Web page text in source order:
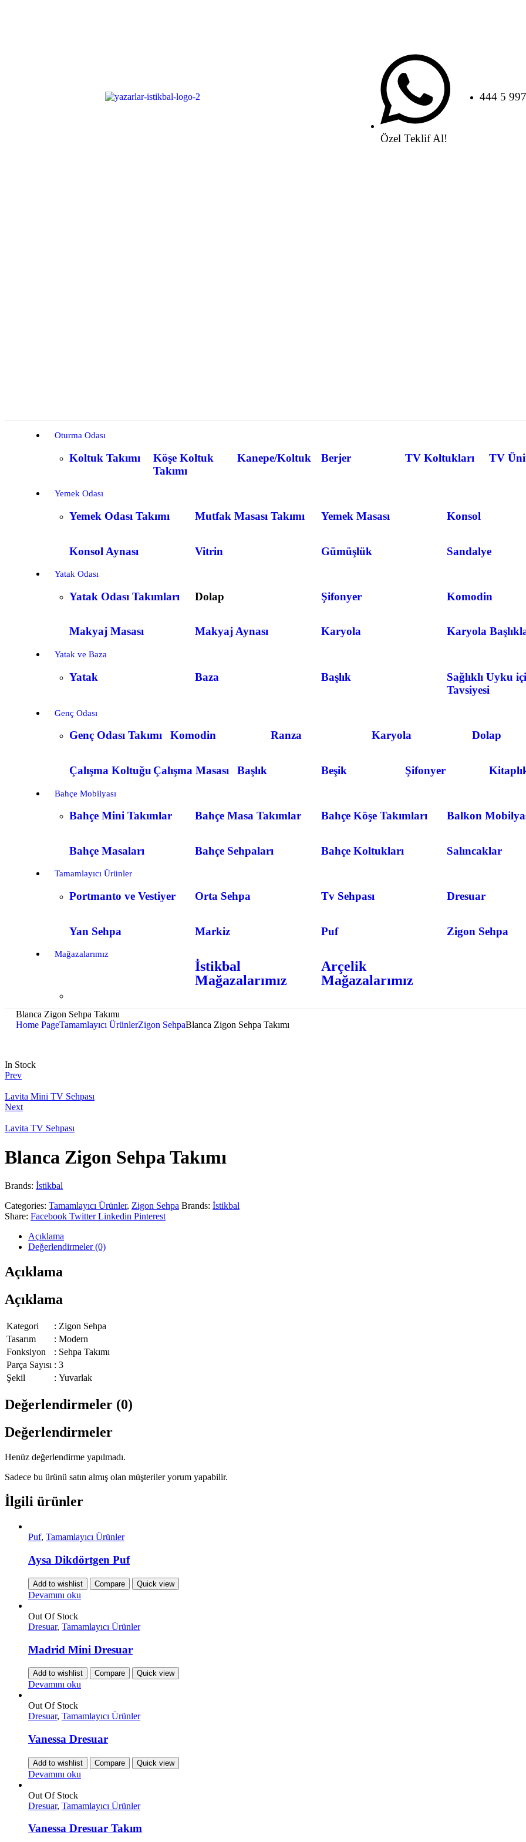
Özel Teklif Al!
444 5
Oturma Odası
Koltuk Takımı
Köşe Koltuk
Takımı
Kanepe/Koltuk Berjer TV Koltukları TV
Yemek Odası
Yemek Odası Takımı Mutfak Masası Takımı Yemek Masası Konsol
Konsol Aynası Vitrin Gümüşlük Sandalye
Yatak Odası
Yatak Odası Takımları Dolap Şifonyer Komodin
Makyaj Masası Makyaj Aynası Karyola Karyola
Yatak ve Baza
Yatak Baza Başlık
Sağlıklı Uyku
Tavsiyesi
Genç Odası
Genç Odası Takımı Komodin Ranza Karyola Dolap
Çalışma Koltuğu Çalışma Masası Başlık Beşik Şifonyer
Bahçe Mobilyası
Bahçe Mini Takımlar Bahçe Masa Takımlar Bahçe Köşe Takımları Balkon
Bahçe Masaları Bahçe Sehpaları Bahçe Koltukları Salıncaklar
Tamamlayıcı Ürünler
Portmanto ve Vestiyer Orta Sehpa Tv Sehpası Dresuar
Yan Sehpa Markiz Puf Zigon Sehpa
Mağazalarımız
İstikbal
Mağazalarımız
Arçelik
Mağazalarımız
Blanca Zigon Sehpa Takımı
Home PageTamamlayıcı ÜrünlerZigon SehpaBlanca Zigon Sehpa Takımı
In Stock
Prev
Lavita Mini TV Sehpası
Next
Lavita TV Sehpası
Blanca Zigon Sehpa Takımı
Brands: İstikbal
Categories: Tamamlayıcı Ürünler, Zigon Sehpa Brands: İstikbal
Share: Facebook Twitter Linkedin Pinterest
Açıklama
Değerlendirmeler (0)
Açıklama
Açıklama
Kategori : Zigon Sehpa
Tasarım
: Modern
Fonksiyon
: Sehpa Takımı
Parça Sayısı : 3
Şekil
: Yuvarlak
Değerlendirmeler (0)
Değerlendirmeler
Henüz değerlendirme yapılmadı.
Sadece bu ürünü satın almış olan müşteriler yorum yapabilir.
İlgili ürünler
Puf, Tamamlayıcı Ürünler
Aysa Dikdörtgen Puf
Add to wishlist Compare Quick view
Devamını oku
Out Of Stock
Dresuar, Tamamlayıcı Ürünler
Madrid Mini Dresuar
Add to wishlist Compare Quick view
Devamını oku
Out Of Stock
Dresuar, Tamamlayıcı Ürünler
Vanessa Dresuar
Add to wishlist Compare Quick view
Devamını oku
Out Of Stock
Dresuar, Tamamlayıcı Ürünler
Vanessa Dresuar Takım